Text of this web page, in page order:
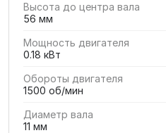
Высота до центра вала
56 мм
Мощность двигателя
0.18 кВт
Обороты двигателя
1500 об/мин
Диаметр вала
11 мм